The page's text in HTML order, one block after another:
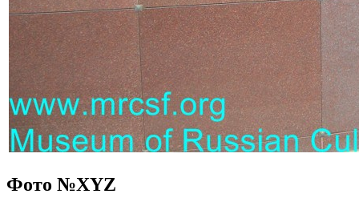
Фото №XYZ